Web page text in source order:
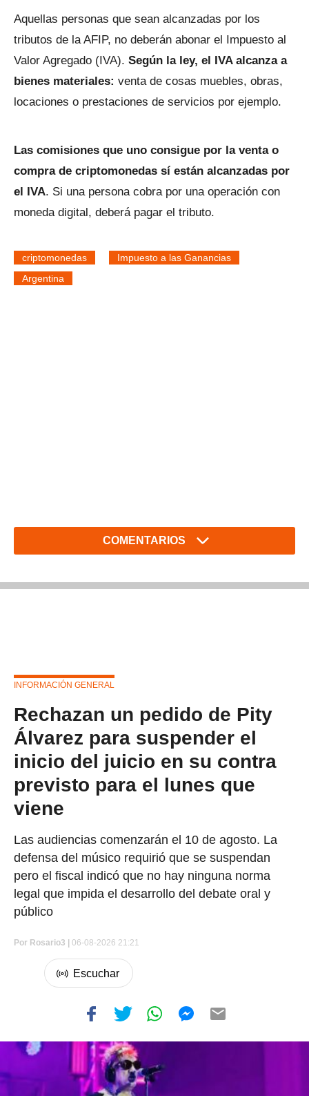
Aquellas personas que sean alcanzadas por los
tributos de la AFIP, no deberán abonar el Impuesto al
Valor Agregado (IVA). Según la ley, el IVA alcanza a
bienes materiales: venta de cosas muebles, obras,
locaciones o prestaciones de servicios por ejemplo.
Las comisiones que uno consigue por la venta o
compra de criptomonedas sí están alcanzadas por
el IVA. Si una persona cobra por una operación con
moneda digital, deberá pagar el tributo.
criptomonedas
Impuesto a las Ganancias
Argentina
COMENTARIOS